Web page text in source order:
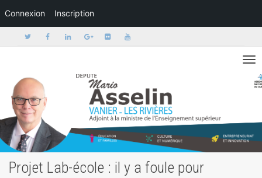
Connexion Inscription
Activer/
Projet Lab-école : il y a foule pour